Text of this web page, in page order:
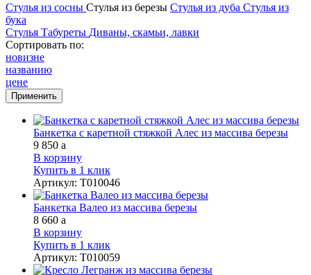
Стулья из сосны Стулья из березы Стулья из дуба Стулья из
бука
Стулья Табуреты Диваны, скамьи, лавки
Сортировать по:
новизне
названию
цене
Банкетка с каретной стяжкой Алес из массива березы
9 850 a
В корзину
Купить в 1 клик
Артикул: Т010046
Банкетка Валео из массива березы
8 660 a
В корзину
Купить в 1 клик
Артикул: Т010059